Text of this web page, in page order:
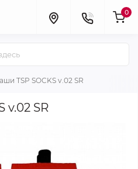
0
TSP SOCKS v.02 SR
v.02 SR